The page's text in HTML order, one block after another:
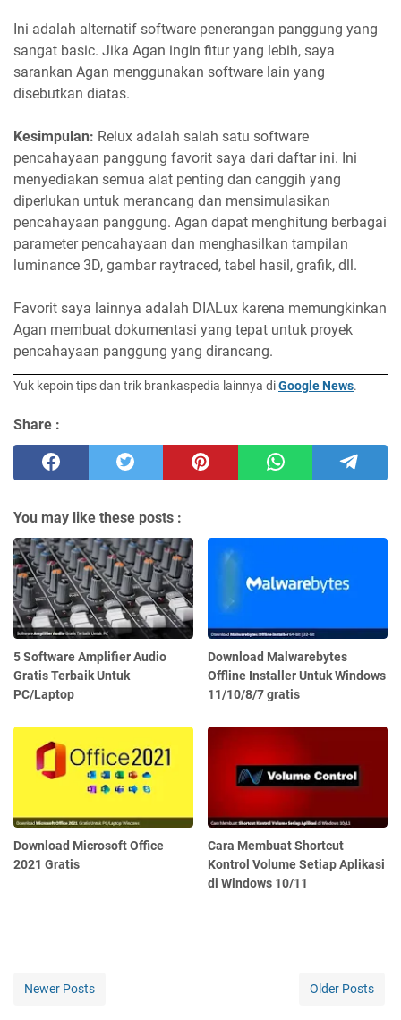
Ini adalah alternatif software penerangan panggung yang
sangat basic. Jika Agan ingin fitur yang lebih, saya
sarankan Agan menggunakan software lain yang
disebutkan diatas.
Kesimpulan: Relux adalah salah satu software
pencahayaan panggung favorit saya dari daftar ini. Ini
menyediakan semua alat penting dan canggih yang
diperlukan untuk merancang dan mensimulasikan
pencahayaan panggung. Agan dapat menghitung berbagai
parameter pencahayaan dan menghasilkan tampilan
luminance 3D, gambar raytraced, tabel hasil, grafik, dll.
Favorit saya lainnya adalah DIALux karena memungkinkan
Agan membuat dokumentasi yang tepat untuk proyek
pencahayaan panggung yang dirancang.
Yuk kepoin tips dan trik brankaspedia lainnya diGoogle News.
Share :
You may like these posts :
5 Software Amplifier Audio
Gratis Terbaik Untuk
PC/Laptop
Download Malwarebytes
Offline Installer Untuk Windows
11/10/8/7 gratis
Download Microsoft Office
2021 Gratis
Cara Membuat Shortcut
Kontrol Volume Setiap Aplikasi
di Windows 10/11
Newer Posts Older Posts